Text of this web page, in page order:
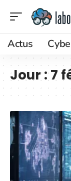
Actus
Jour :7